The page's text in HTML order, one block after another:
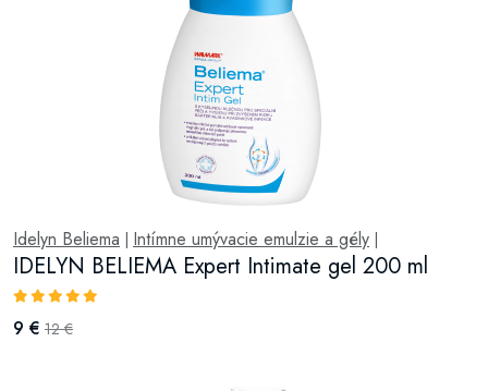
Idelyn Beliema Intímne umývacie emulzie a gély
IDELYN BELIEMA Expert Intimate gel 200 ml
9 € 12 €